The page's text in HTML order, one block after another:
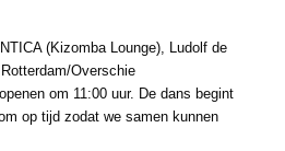
(Kizomba Lounge), Ludolf de
Overschie
om 11:00 uur. De dans begint
op tijd zodat we samen kunnen